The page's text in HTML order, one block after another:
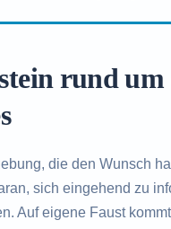
rund um
die den Wunsch
sich eingehend zu
Auf eigene Faust